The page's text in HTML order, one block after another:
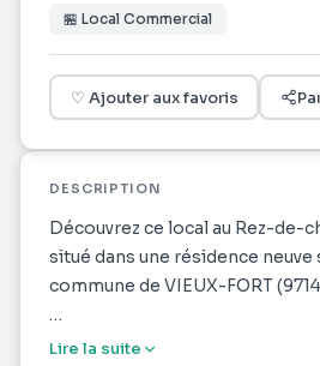
🏪 Local Commercial
♡ Ajouter aux favoris
DESCRIPTION
Découvrez ce local au Rez-de-
situé dans une résidence neuve
commune de VIEUX-FORT
Le lot est livré carrelé, peint,
Lire la suite